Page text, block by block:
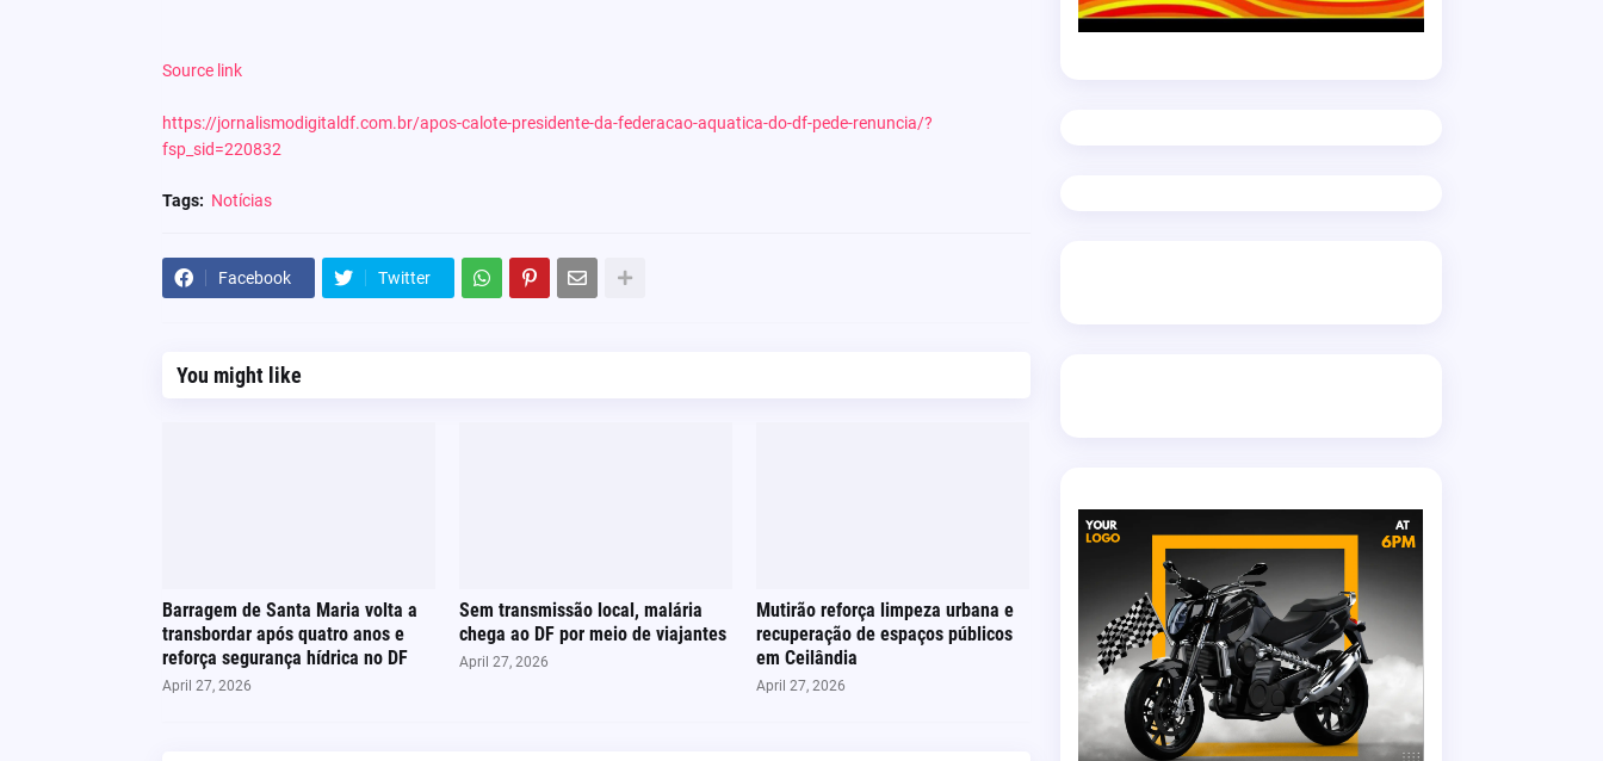
Source link
https://jornalismodigitaldf.com.br/apos-calote-presidente-da-federacao-aquatica-do-df-pede-renuncia/?
fsp_sid=220832
Tags: Notícias
Facebook Twitter
You might like
Barragem de Santa Maria volta a
transbordar após quatro anos e
reforça segurança hídrica no DF
April 27, 2026
Sem transmissão local, malária
chega ao DF por meio de viajantes
April 27, 2026
Mutirão reforça limpeza urbana e
recuperação de espaços públicos
em Ceilândia
April 27, 2026